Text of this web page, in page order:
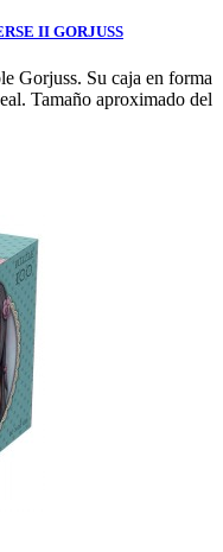
II GORJUSS
Gorjuss. Su caja en forma
Tamaño aproximado del